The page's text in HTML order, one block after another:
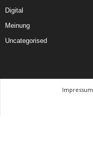
Digital
Meinung
Uncategorised
Impressum